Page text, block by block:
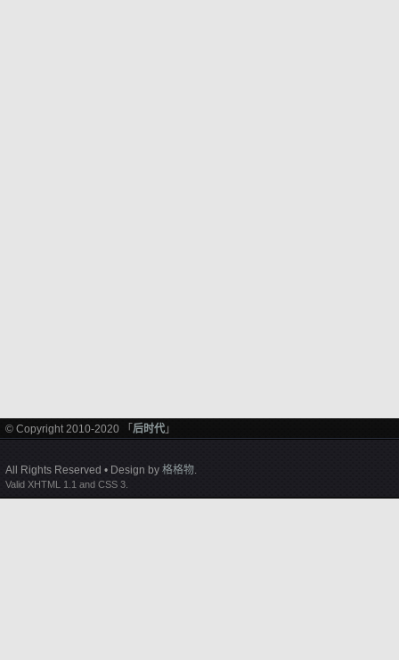
© Copyright 2010-2020 「 后时代 」
All Rights Reserved • Design by 格格物.
Valid XHTML 1.1 and CSS 3.